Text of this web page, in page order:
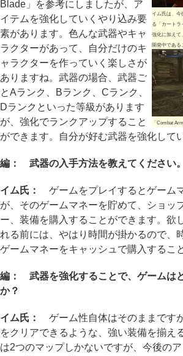
イム氏は、今
る「カートラ
強化に加えて
開発中である
「Combat
Blade」を参考にしましたが、ア
イテムを強化していくやり込み要
素があります。色んな武器やキャ
ラクターがあって、自分だけのキ
ャラクターを作っていく楽しさが
ありますね。武器の場合、武器ご
とAランク、Bランク、Cランク、
Dランクといった等級があります
が、強化でランクアップすること
ができます。自分が好む武器を強化して
編： 武器の入手方法を教えてください。
イム氏：
ゲームをプレイするとゲーム
が、そのゲームマネーを貯めて、ショッ
ー、装備を購入することができます。欲
れる前には、やはり時間が掛かるので、
ゲームマネーをキャッシュで購入するこ
編： 武器を強化することで、ゲームは
か？
イム氏：
ゲーム性自体はそのままです
をクリアできるような、強い装備を揃え
は2つのマップしかないですが、今後の